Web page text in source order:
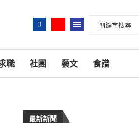
職 社團 藝文 食譜
最新新聞